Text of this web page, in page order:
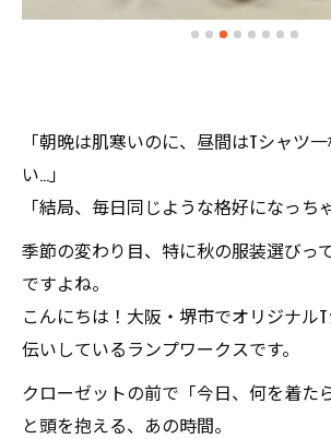
「朝晩は肌寒いのに、昼間はTシャツ
い…」
「結局、毎日同じような格好になっち
季節の変わり目、特に秋の服装選びっ
ですよね。
こんにちは！大阪・堺市でオリジナル
伝いしているランプワークスです。
クローゼットの前で「今日、何を着た
と頭を抱える、あの時間。